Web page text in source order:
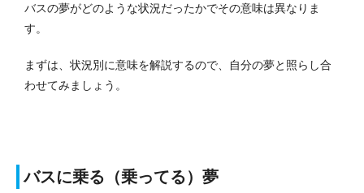
バスの夢がどのような状況だったかでその意味は異なりま
す。
まずは、状況別に意味を解説するので、自分の夢と照らし合
わせてみましょう。
バスに乗る（乗ってる）夢